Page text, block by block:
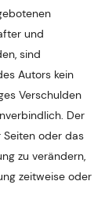
und
sind
Autors kein
Verschulden
Der
Seiten oder das
zu verändern,
zeitweise oder